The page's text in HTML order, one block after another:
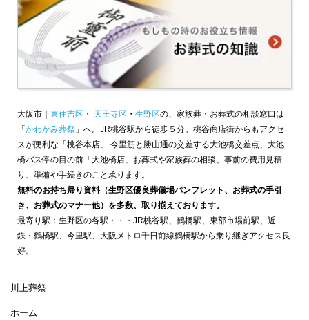
大阪市｜ 東住吉区 ・ 天王寺区 ・ 生野区の、家族葬・お葬式の相談窓口は
「かわかみ葬祭 」へ。JR桃谷駅から徒歩５分。桃谷商店街からもアクセ
スが便利な「桃谷本店」 今里筋と勝山通の交差する大池橋交差点、大池
橋バス停の目の前「大池橋店」お葬式や家族葬の相談、事前の費用見積
り、準備や手続きのこと承ります。
無料のお持ち帰り資料（生野区優良葬儀場パンフレット、お葬式の手引
き、お葬式のマナー他）を多数、取り揃えております。
最寄り駅：生野区の各駅・・・JR桃谷駅、鶴橋駅、東部市場前駅、近
鉄・鶴橋駅、今里駅、大阪メトロ千日前線鶴橋駅から乗り継ぎアクセス良
好。
川上葬祭
ホーム